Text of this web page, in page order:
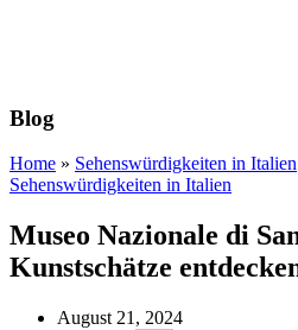
Blog
Home » Sehenswürdigkeiten in Italien
Sehenswürdigkeiten in Italien
Museo Nazionale di
Kunstschätze
August 21, 2024